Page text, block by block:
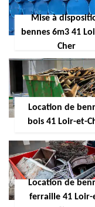
Mise à
bennes 6m3 41
Cher
Location de
bois 41 Loir-et-
Location de
ferraille 41 Loir-